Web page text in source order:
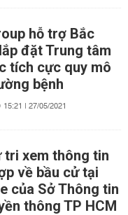
hỗ trợ Bắc
đặt Trung tâm
tích cực quy mô
bệnh
15:21 | 27/05/2021
tri xem thông tin
về bầu cử tại
của Sở Thông tin
thông TP HCM